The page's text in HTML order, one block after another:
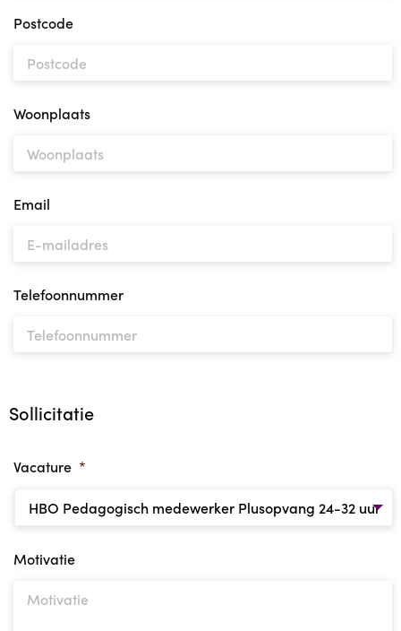
Postcode
Woonplaats
Email
Telefoonnummer
Sollicitatie
Vacature *
Motivatie